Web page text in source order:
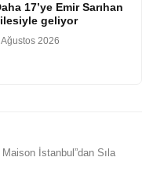
17’ye Emir Sarıhan
geliyor
2026
İstanbul”dan Sıla